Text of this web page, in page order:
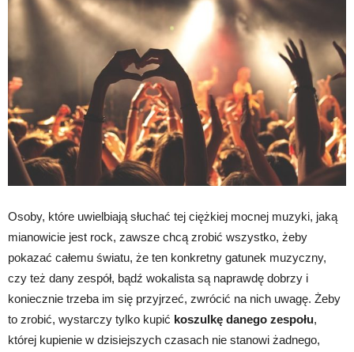
Osoby, które uwielbiają słuchać tej ciężkiej mocnej muzyki, jaką
mianowicie jest rock, zawsze chcą zrobić wszystko, żeby
pokazać całemu światu, że ten konkretny gatunek muzyczny,
czy też dany zespół, bądź wokalista są naprawdę dobrzy i
koniecznie trzeba im się przyjrzeć, zwrócić na nich uwagę. Żeby
to zrobić, wystarczy tylko kupić koszulkę danego zespołu,
której kupienie w dzisiejszych czasach nie stanowi żadnego,